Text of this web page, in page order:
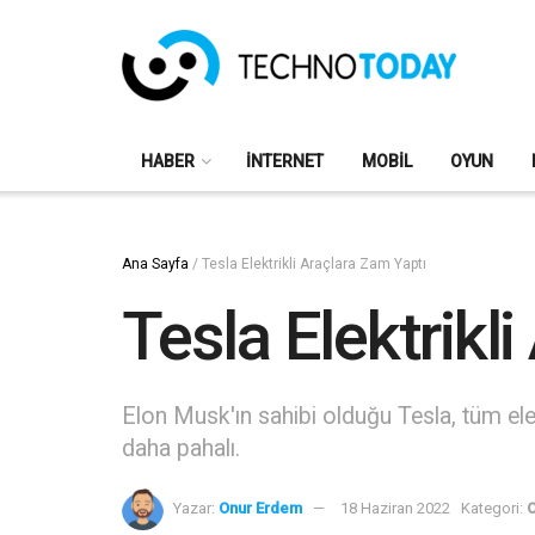
HABER İNTERNET MOBIL OYUN
Ana Sayfa / Tesla Elektrikli Araçlara Zam Yaptı
Tesla Elektrikli
Elon Musk'ın sahibi olduğu Tesla, tüm
daha pahalı.
Yazar: Onur Erdem 18 Haziran 2022 Kategori: